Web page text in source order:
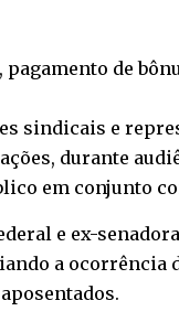
de
sindicais e
durante
em conjunto
e ex-
a ocorrência